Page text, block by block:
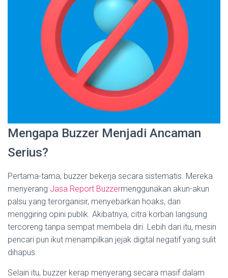
Mengapa Buzzer Menjadi Ancaman
Serius?
Pertama-tama, buzzer bekerja secara sistematis. Mereka
menyerang Jasa Report Buzzermenggunakan akun-akun
palsu yang terorganisir, menyebarkan hoaks, dan
menggiring opini publik. Akibatnya, citra korban langsung
tercoreng tanpa sempat membela diri. Lebih dari itu, mesin
pencari pun ikut menampilkan jejak digital negatif yang sulit
dihapus.
Selain itu, buzzer kerap menyerang secara masif dalam